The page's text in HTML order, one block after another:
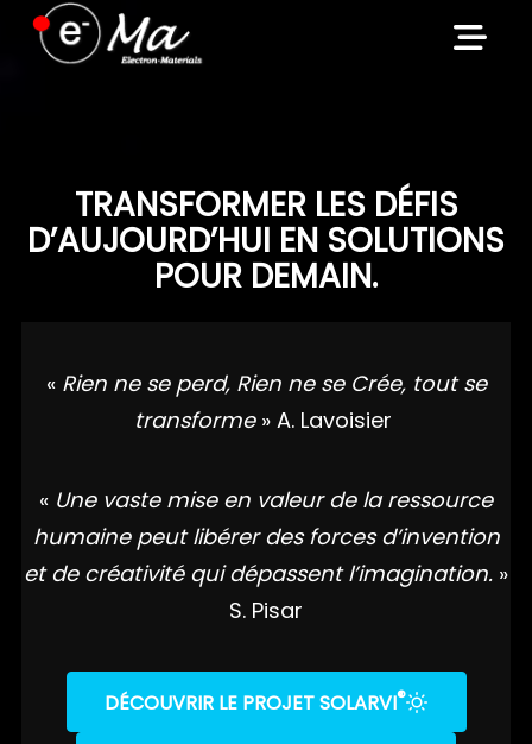
Skip
TRANSFORMER LES DÉFIS
D’AUJOURD’HUI EN SOLUTIONS
POUR DEMAIN.
« Rien ne se perd, Rien ne se Crée, tout se
transforme » A. Lavoisier
« Une vaste mise en valeur de la ressource
humaine peut libérer des forces d’invention
et de créativité qui dépassent l’imagination. »
S. Pisar
DÉCOUVRIR LE PROJET SOLARVI®